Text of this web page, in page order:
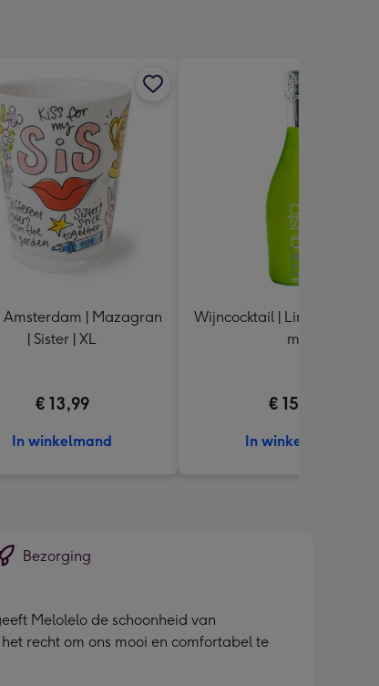
Amsterdam | Mazagran
| Sister | XL
€ 13,99
In winkelmand
Wijncocktail | Limonsecco |
ml
€ 15,49
In winkelmand
Bezorging
Melolelo de schoonheid van
recht om ons mooi en comfortabel te